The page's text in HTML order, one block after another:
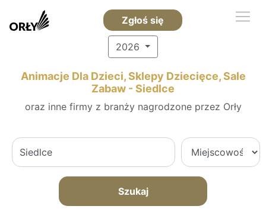
Zgłoś się
2026
Animacje Dla Dzieci, Sklepy Dziecięce, Sale
Zabaw - Siedlce
oraz inne firmy z branży nagrodzone przez Orły
Szukaj